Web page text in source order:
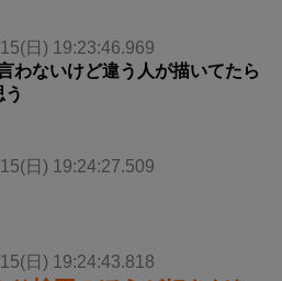
日) 19:23:46.969
わないけど違う人が描いてたら
日) 19:24:27.509
日) 19:24:43.818